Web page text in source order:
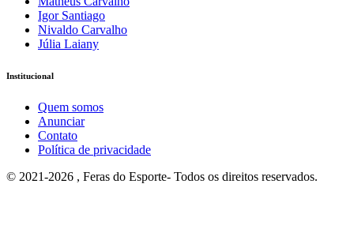
Igor Santiago
Nivaldo Carvalho
Júlia Laiany
Institucional
Quem somos
Anunciar
Contato
Política de privacidade
© 2021-2026 , Feras do Esporte- Todos os direitos reservados.